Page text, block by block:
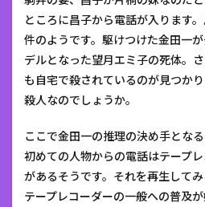
ところに昌子から電話が入ります
件のようです。駆けつけた金田一
デルとなった望月エミ子の死体。
も自宅で殺されているのが見つか
殺人なのでしょうか。
ここで金田一の推理の決め手とな
初めての人物からの電話はテープ
があるそうです。それを再生して
テープレコーダーの一般への普及